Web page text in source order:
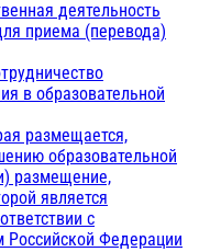
деятельность
приема (перевода)
в образовательной
размещается,
образовательной
размещение,
является
с
Российской Федерации